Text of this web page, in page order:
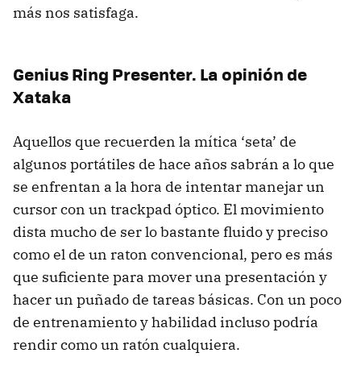
más nos satisfaga.
Genius Ring Presenter. La opinión de
Xataka
Aquellos que recuerden la mítica ‘seta’ de
algunos portátiles de hace años sabrán a lo que
se enfrentan a la hora de intentar manejar un
cursor con un trackpad óptico. El movimiento
dista mucho de ser lo bastante fluido y preciso
como el de un raton convencional, pero es más
que suficiente para mover una presentación y
hacer un puñado de tareas básicas. Con un poco
de entrenamiento y habilidad incluso podría
rendir como un ratón cualquiera.